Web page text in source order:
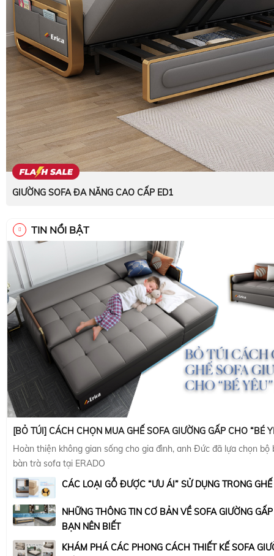
GIƯỜNG SOFA ĐA NĂNG CAO CẤP ED1
TIN NỔI BẬT
[BỎ TÚI] CÁCH CHỌN MUA GHẾ SOFA GIƯỜNG GẤP CHO “BÉ
Hoàn thiện không gian sống cho gia đình, anh Đức đã lựa chọn bộ
bàn trà sofa tại ERADO
CÁC LOẠI GỖ ĐƯỢC “ƯU ÁI” SỬ DỤNG TRONG
NHỮNG THÔNG TIN CƠ BẢN VỀ SOFA GIƯỜNG
BẠN NÊN BIẾT
KHÁM PHÁ CÁC PHONG CÁCH THIẾT KẾ SOFA